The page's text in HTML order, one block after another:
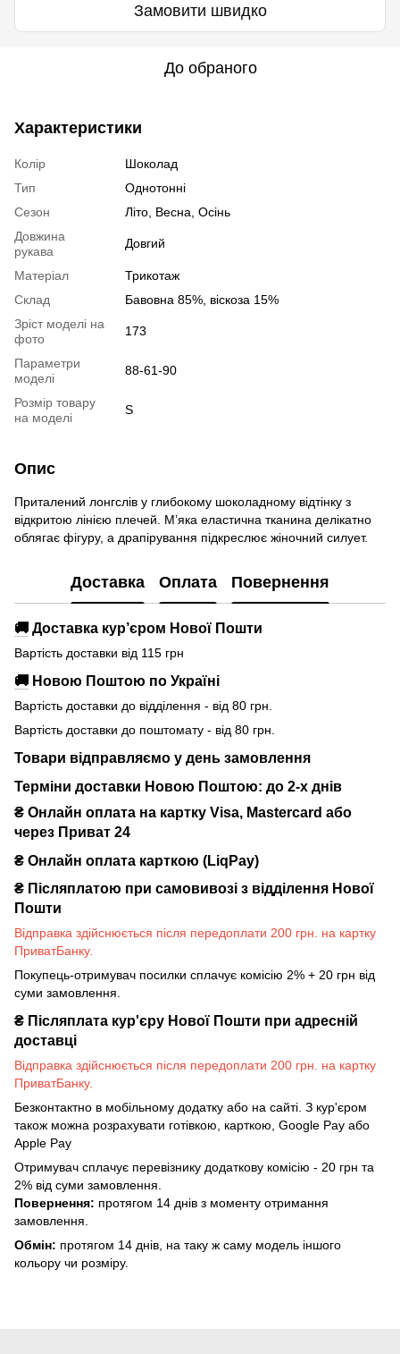
Замовити швидко
До обраного
Характеристики
Колір
Шоколад
Тип
Однотонні
Сезон
Літо, Весна, Осінь
Довжина
рукава
Довгий
Матеріал
Трикотаж
Склад
Бавовна 85%, віскоза 15%
Зріст моделі на
фото
173
Параметри
моделі
88-61-90
Розмір товару
на моделі
S
Опис
Приталений лонгслів у глибокому шоколадному відтінку з
відкритою лінією плечей. М’яка еластична тканина делікатно
облягає фігуру, а драпірування підкреслює жіночний силует.
Доставка Оплата Повернення
🚚 Доставка кур’єром Нової Пошти
Вартість доставки від 115 грн
🚚 Новою Поштою по Україні
Вартість доставки до відділення - від 80 грн.
Вартість доставки до поштомату - від 80 грн.
Товари відправляємо у день замовлення
Терміни доставки Новою Поштою: до 2-х днів
₴ Онлайн оплата на картку Visa, Mastercard або
через Приват 24
₴ Онлайн оплата карткою (LiqPay)
₴ Післяплатою при самовивозі з відділення Нової
Пошти
Відправка здійснюється після передоплати 200 грн. на картку
ПриватБанку.
Покупець-отримувач посилки сплачує комісію 2% + 20 грн від
суми замовлення.
₴ Післяплата кур'єру Нової Пошти при адресній
доставці
Відправка здійснюється після передоплати 200 грн. на картку
ПриватБанку.
Безконтактно в мобільному додатку або на сайті. З кур'єром
також можна розрахувати готівкою, карткою, Google Pay або
Apple Pay
Отримувач сплачує перевізнику додаткову комісію - 20 грн та
2% від суми замовлення.
Повернення: протягом 14 днів з моменту отримання
замовлення.
Обмін: протягом 14 днів, на таку ж саму модель іншого
кольору чи розміру.